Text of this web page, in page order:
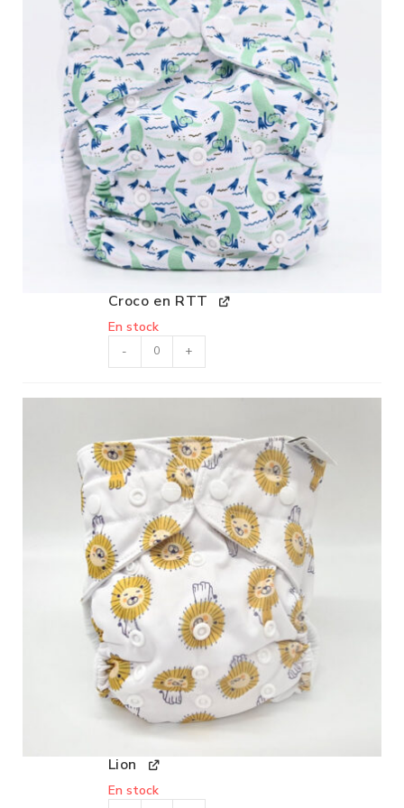
Croco en RTT
En stock
- +
Lion
En stock